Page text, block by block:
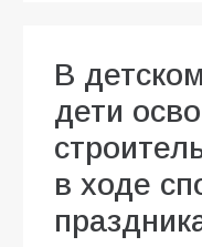
В
дети
в ходе